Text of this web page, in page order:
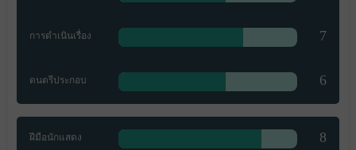
การดำเนินเรื่อง 7
ดนตรีประกอบ 6
ฝีมือนักแสดง 8